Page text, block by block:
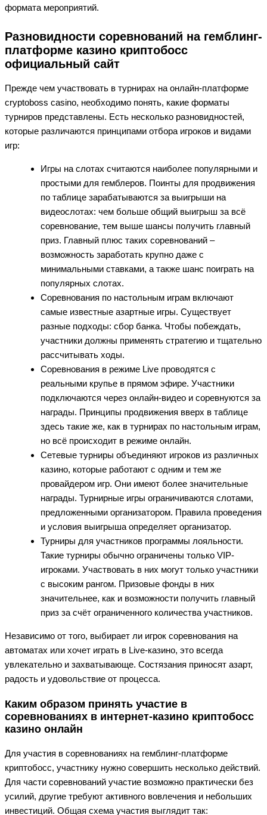
формата мероприятий.
Разновидности соревнований на гемблинг-
платформе казино криптобосс
официальный сайт
Прежде чем участвовать в турнирах на онлайн-платформе
cryptoboss casino, необходимо понять, какие форматы
турниров представлены. Есть несколько разновидностей,
которые различаются принципами отбора игроков и видами
игр:
Игры на слотах считаются наиболее популярными и
простыми для гемблеров. Поинты для продвижения
по таблице зарабатываются за выигрыши на
видеослотах: чем больше общий выигрыш за всё
соревнование, тем выше шансы получить главный
приз. Главный плюс таких соревнований –
возможность заработать крупно даже с
минимальными ставками, а также шанс поиграть на
популярных слотах.
Соревнования по настольным играм включают
самые известные азартные игры. Существует
разные подходы: сбор банка. Чтобы побеждать,
участники должны применять стратегию и тщательно
рассчитывать ходы.
Соревнования в режиме Live проводятся с
реальными крупье в прямом эфире. Участники
подключаются через онлайн-видео и соревнуются за
награды. Принципы продвижения вверх в таблице
здесь такие же, как в турнирах по настольным играм,
но всё происходит в режиме онлайн.
Сетевые турниры объединяют игроков из различных
казино, которые работают с одним и тем же
провайдером игр. Они имеют более значительные
награды. Турнирные игры ограничиваются слотами,
предложенными организатором. Правила проведения
и условия выигрыша определяет организатор.
Турниры для участников программы лояльности.
Такие турниры обычно ограничены только VIP-
игроками. Участвовать в них могут только участники
с высоким рангом. Призовые фонды в них
значительнее, как и возможности получить главный
приз за счёт ограниченного количества участников.
Независимо от того, выбирает ли игрок соревнования на
автоматах или хочет играть в Live-казино, это всегда
увлекательно и захватывающе. Состязания приносят азарт,
радость и удовольствие от процесса.
Каким образом принять участие в
соревнованиях в интернет-казино криптобосс
казино онлайн
Для участия в соревнованиях на гемблинг-платформе
криптобосс, участнику нужно совершить несколько действий.
Для части соревнований участие возможно практически без
усилий, другие требуют активного вовлечения и небольших
инвестиций. Общая схема участия выглядит так: